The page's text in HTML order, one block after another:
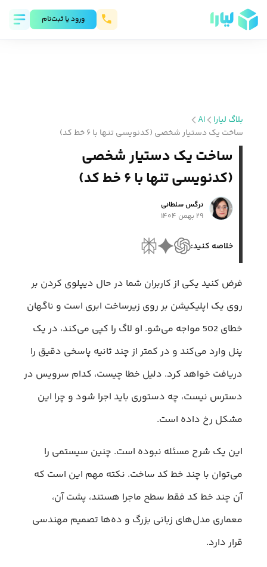
ورود يا ثبت‌نام
بلاگ لیارا
AI
ساخت یک دستیار شخصی (کدنویسی تنها با ۶ خط کد)
ساخت یک دستیار شخصی
(کدنویسی تنها با ۶ خط کد)
نرگس سلطانی
۲۹ بهمن ۱۴۰۴
خلاصه کنید:
فرض کنید یکی از کاربران شما در حال دیپلوی کردن بر
روی یک اپلیکیشن بر روی زیرساخت ابری است و ناگهان
خطای 502 مواجه می‌شو. او لاگ را کپی می‌کند، در یک
پنل وارد می‌کند و در کمتر از چند ثانیه پاسخی دقیق را
دریافت خواهد کرد. دلیل خطا چیست، کدام سرویس در
دسترس نیست، چه دستوری باید اجرا شود و چرا این
مشکل رخ داده است.
این یک شرح مسئله نبوده است. چنین سیستمی را
می‌توان با چند خط کد ساخت. نکته مهم این است که
آن چند خط کد فقط سطح ماجرا هستند، پشت آن،
معماری مدل‌های زبانی بزرگ و ده‌ها تصمیم مهندسی
قرار دارد.